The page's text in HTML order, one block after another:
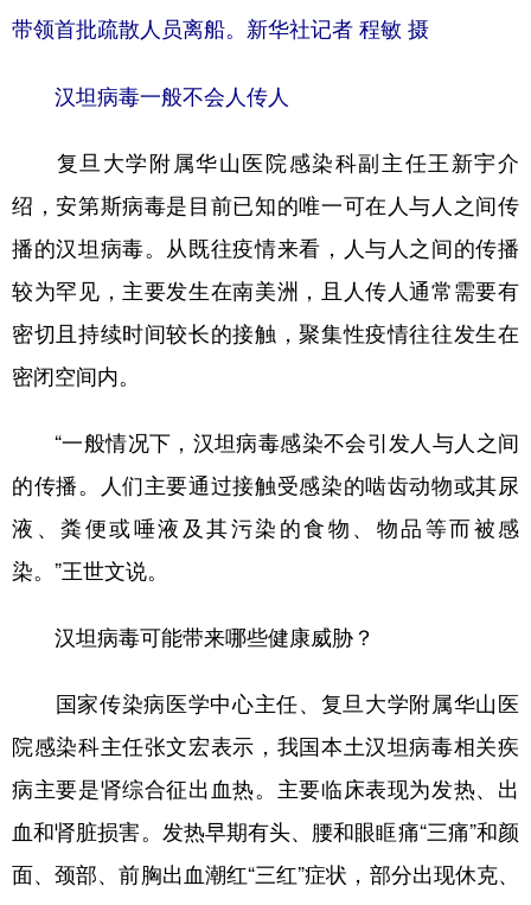
带领首批疏散人员离船。新华社记者 程敏 摄
汉坦病毒一般不会人传人
复旦大学附属华山医院感染科副主任王新宇介
绍，安第斯病毒是目前已知的唯一可在人与人之间传
播的汉坦病毒。从既往疫情来看，人与人之间的传播
较为罕见，主要发生在南美洲，且人传人通常需要有
密切且持续时间较长的接触，聚集性疫情往往发生在
密闭空间内。
“一般情况下，汉坦病毒感染不会引发人与人之间
的传播。人们主要通过接触受感染的啮齿动物或其尿
液、粪便或唾液及其污染的食物、物品等而被感
染。”王世文说。
汉坦病毒可能带来哪些健康威胁？
国家传染病医学中心主任、复旦大学附属华山医
院感染科主任张文宏表示，我国本土汉坦病毒相关疾
病主要是肾综合征出血热。主要临床表现为发热、出
血和肾脏损害。发热早期有头、腰和眼眶痛“三痛”和颜
面、颈部、前胸出血潮红“三红”症状，部分出现休克、